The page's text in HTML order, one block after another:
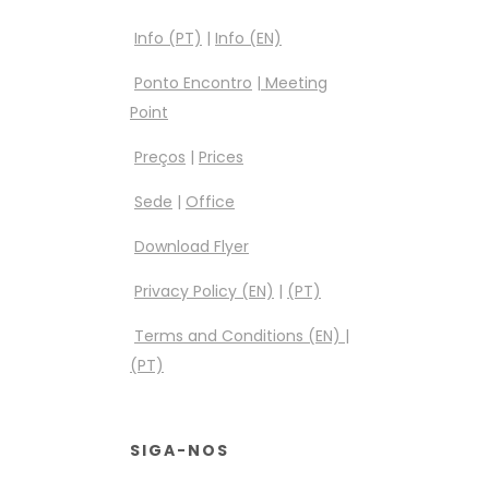
Info (PT) | Info (EN)
Ponto Encontro | Meeting
Point
Preços | Prices
Sede | Office
Download Flyer
Privacy Policy (EN) | (PT)
Terms and Conditions (EN) |
(PT)
SIGA-NOS